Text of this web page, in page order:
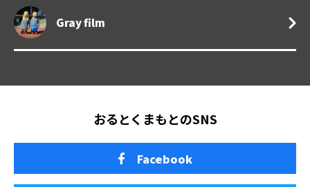
Gray film
おるとくまもとのSNS
Facebook